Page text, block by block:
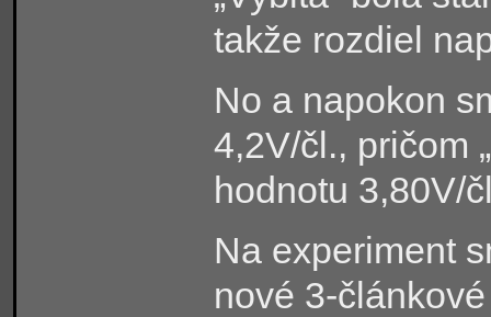
takže rozdiel
No a napokon
4,2V/čl., pričom
hodnotu 3,80V/
Na experiment
nové 3-